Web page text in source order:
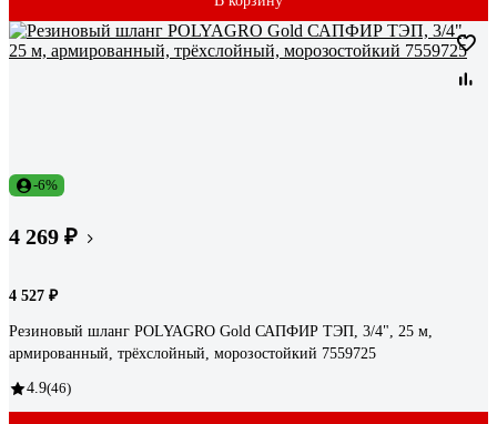
-6%
4 269 ₽
4 527 ₽
Резиновый шланг POLYAGRO Gold САПФИР ТЭП, 3/4", 25 м,
армированный, трёхслойный, морозостойкий 7559725
4.9(46)